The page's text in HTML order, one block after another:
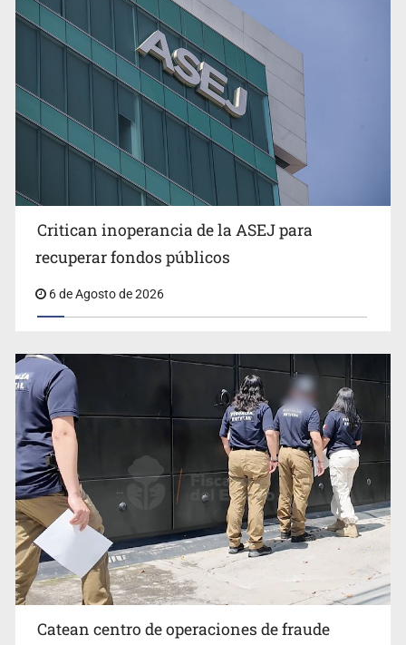
Que el IPEJAL encabece la lista de deudores en Jalisco
es un “foco rojo” de gran magnitud: Economista
Critican inoperancia de la ASEJ para
recuperar fondos públicos
6 de Agosto de 2026
Catean centro de operaciones de fraude